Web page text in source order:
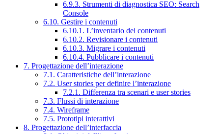
6.9.3. Strumenti di diagnostica SEO: Search
Console
6.10. Gestire i contenuti
6.10.1. L’inventario dei contenuti
6.10.2. Revisionare i contenuti
6.10.3. Migrare i contenuti
6.10.4. Pubblicare i contenuti
7. Progettazione dell’interazione
7.1. Caratteristiche dell’interazione
7.2. User stories per definire l’interazione
7.2.1. Differenza tra scenari e user stories
7.3. Flussi di interazione
7.4. Wireframe
7.5. Prototipi interattivi
8. Progettazione dell’interfaccia